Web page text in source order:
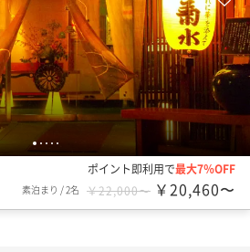
1 2 3 4 5
ポイント即利用で最大7％OFF
素泊まり /2名 ￥22,000〜 ￥20,460〜